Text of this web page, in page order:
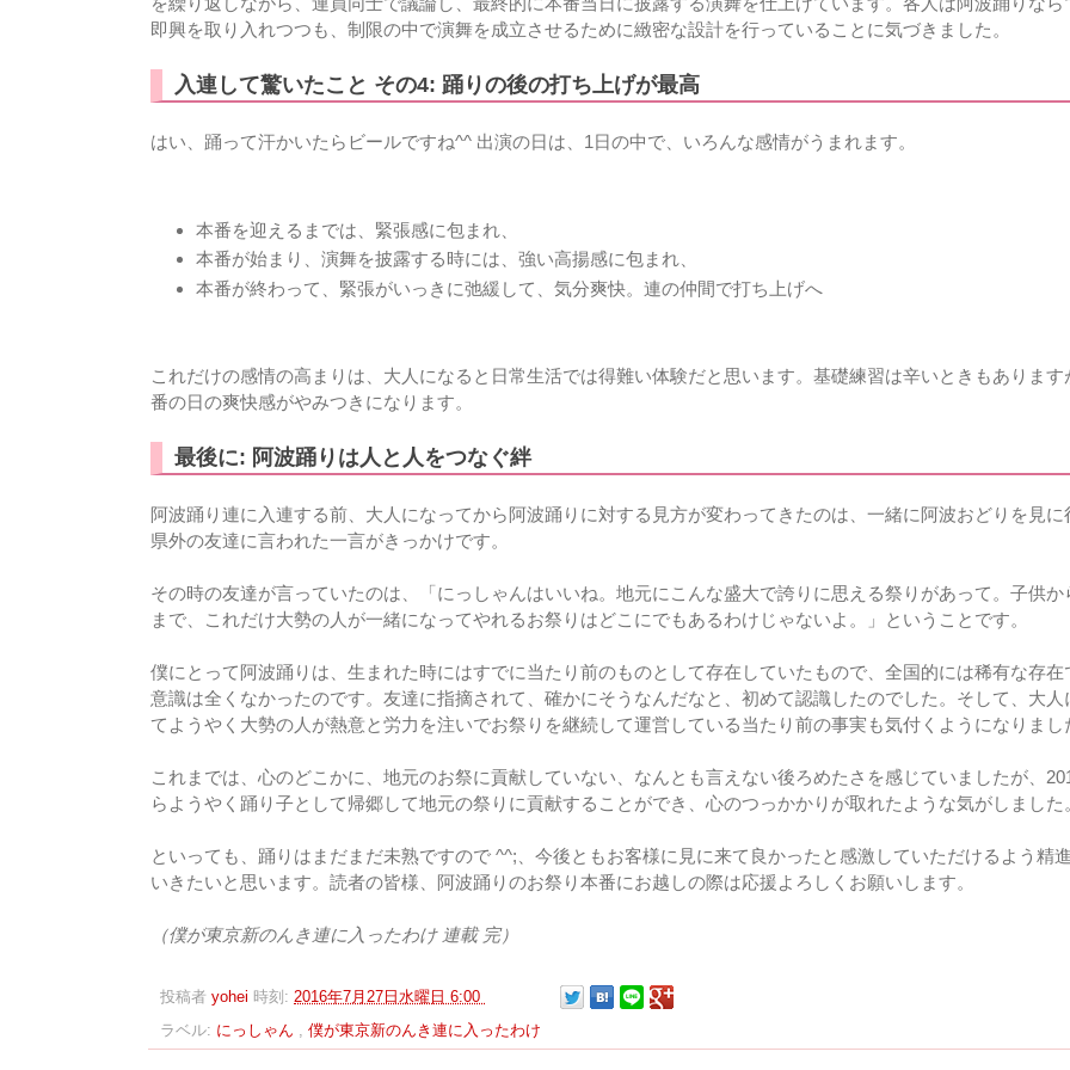
即興を取り入れつつも、制限の中で演舞を成立させるために緻密な設計を行っていることに気づきました。
入連して驚いたこと その4: 踊りの後の打ち上げが最高
はい、踊って汗かいたらビールですね^^ 出演の日は、1日の中で、いろんな感情がうまれます。
本番を迎えるまでは、緊張感に包まれ、
本番が始まり、演舞を披露する時には、強い高揚感に包まれ、
本番が終わって、緊張がいっきに弛緩して、気分爽快。連の仲間で打ち上げへ
これだけの感情の高まりは、大人になると日常生活では得難い体験だと思います。基礎練習は辛いときもあります
番の日の爽快感がやみつきになります。
最後に: 阿波踊りは人と人をつなぐ絆
阿波踊り連に入連する前、大人になってから阿波踊りに対する見方が変わってきたのは、一緒に阿波おどりを見に
県外の友達に言われた一言がきっかけです。
その時の友達が言っていたのは、「にっしゃんはいいね。地元にこんな盛大で誇りに思える祭りがあって。子供か
まで、これだけ大勢の人が一緒になってやれるお祭りはどこにでもあるわけじゃないよ。」ということです。
僕にとって阿波踊りは、生まれた時にはすでに当たり前のものとして存在していたもので、全国的には稀有な存在
意識は全くなかったのです。友達に指摘されて、確かにそうなんだなと、初めて認識したのでした。そして、大人
てようやく大勢の人が熱意と労力を注いでお祭りを継続して運営している当たり前の事実も気付くようになりまし
これまでは、心のどこかに、地元のお祭に貢献していない、なんとも言えない後ろめたさを感じていましたが、
らようやく踊り子として帰郷して地元の祭りに貢献することができ、心のつっかかりが取れたような気がしました
といっても、踊りはまだまだ未熟ですので ^^;、今後ともお客様に見に来て良かったと感激していただけるよう精
いきたいと思います。読者の皆様、阿波踊りのお祭り本番にお越しの際は応援よろしくお願いします。
（僕が東京新のんき連に入ったわけ 連載 完）
投稿者 yohei 時刻: 2016年7月27日水曜日 6:00
ラベル: にっしゃん , 僕が東京新のんき連に入ったわけ